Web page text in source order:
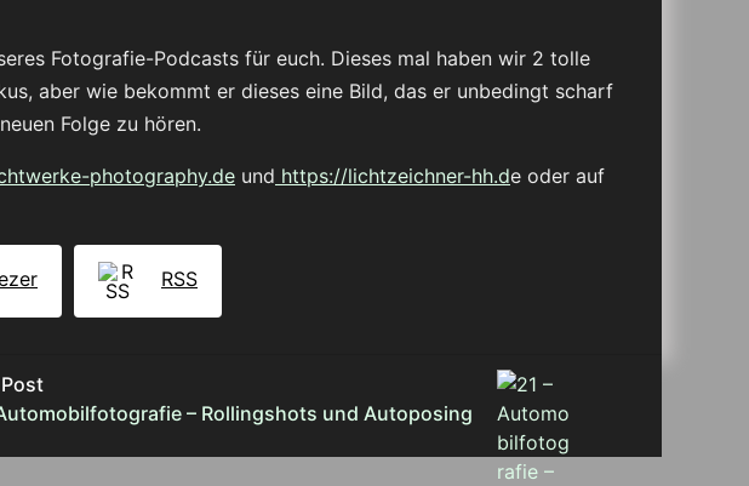
Fotografie-Podcasts für euch. Dieses mal haben wir 2 tolle
aber wie bekommt er dieses eine Bild, das er unbedingt scharf
Folge zu hören.
photography.de und https://lichtzeichner-hh.de oder auf
RSS
– Rollingshots und Autoposing